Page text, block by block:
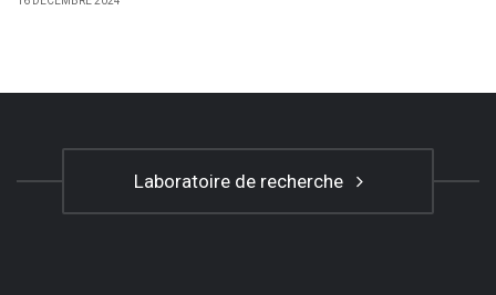
Laboratoire de recherche